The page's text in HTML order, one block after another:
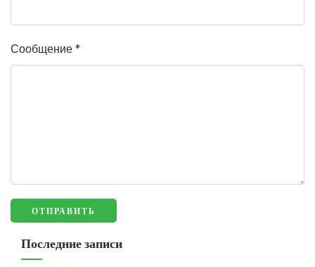
Сообщение *
Последние записи